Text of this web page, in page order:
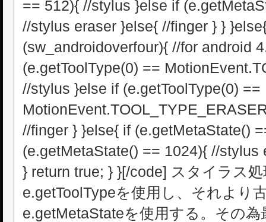
== 512){ //stylus }else if
//stylus eraser }else{ //finger } }
(sw_androidoverfour){ //for android
(e.getToolType(0) ==
//stylus }else if (e.getToolType(0) ==
//finger } }else{ if (e.getMetaState()
(e.getMetaState() == 1024){ //stylus
} return true; } }[/code] スタイラス
e.getToolTypeを使用し、それより
e.getMetaStateを使用する。その